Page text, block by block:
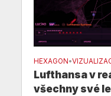
HEXAGON•
Lufthansa v
všechny své